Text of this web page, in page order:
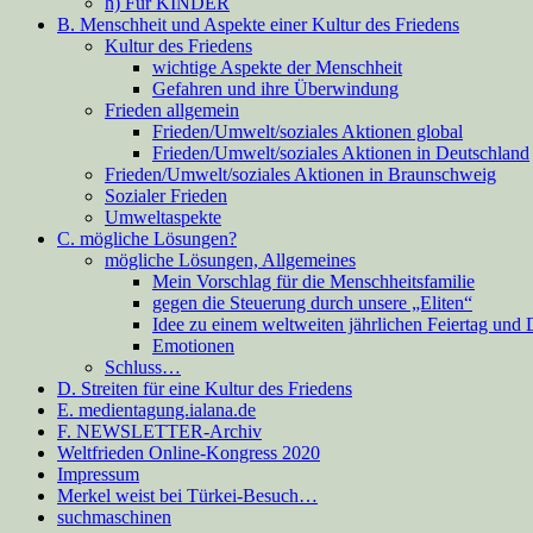
B. Menschheit und Aspekte einer Kultur des Friedens
Kultur des Friedens
wichtige Aspekte der Menschheit
Gefahren und ihre Überwindung
Frieden allgemein
Frieden/Umwelt/soziales Aktionen global
Frieden/Umwelt/soziales Aktionen in Deutschland
Frieden/Umwelt/soziales Aktionen in Braunschweig
Sozialer Frieden
Umweltaspekte
C. mögliche Lösungen?
mögliche Lösungen, Allgemeines
Mein Vorschlag für die Menschheitsfamilie
gegen die Steuerung durch unsere „Eliten“
Idee zu einem weltweiten jährlichen Feiertag und
Emotionen
Schluss…
D. Streiten für eine Kultur des Friedens
E. medientagung.ialana.de
F. NEWSLETTER-Archiv
Weltfrieden Online-Kongress 2020
Impressum
Merkel weist bei Türkei-Besuch…
suchmaschinen